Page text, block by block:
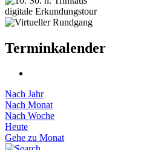
digitale Erkundungstour
Terminkalender
Nach Jahr
Nach Monat
Nach Woche
Heute
Gehe zu Monat